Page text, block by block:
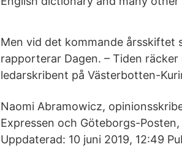
Men vid det kommande årsskiftet
rapporterar Dagen. – Tiden
ledarskribent på Västerbotten-
Naomi Abramowicz,
Expressen och Göteborgs-
Uppdaterad: 10 juni 2019, 12:49